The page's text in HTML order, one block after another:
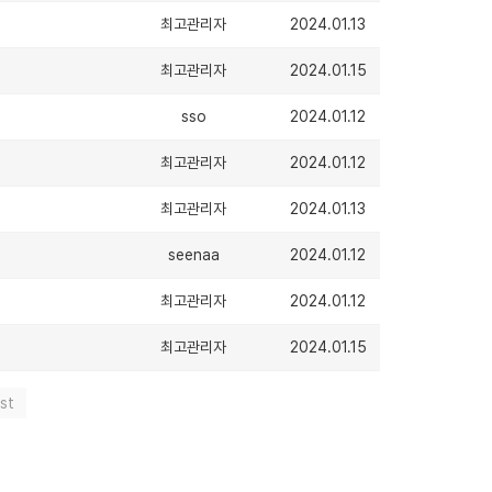
최고관리자 2024.01.13
최고관리자 2024.01.15
sso 2024.01.12
최고관리자 2024.01.12
최고관리자 2024.01.13
seenaa 2024.01.12
최고관리자 2024.01.12
최고관리자 2024.01.15